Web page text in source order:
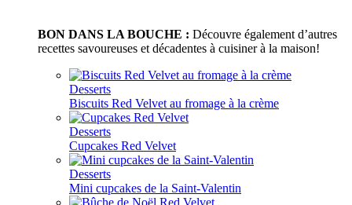
BON DANS LA BOUCHE : Découvre également d’autres
recettes savoureuses et décadentes à cuisiner à la maison!
Desserts
Biscuits Red Velvet au fromage à la crème
Desserts
Cupcakes Red Velvet
Desserts
Mini cupcakes de la Saint-Valentin